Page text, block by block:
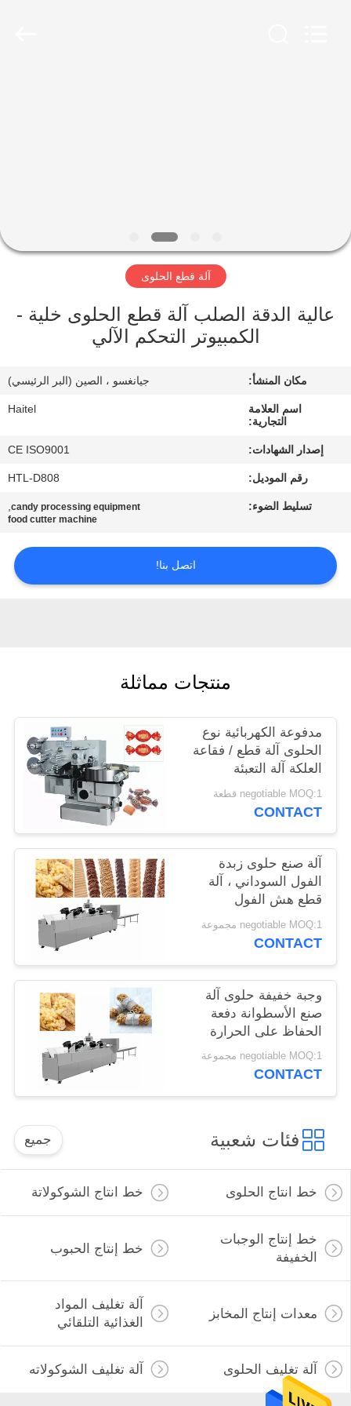
عنا
في
مراقبة
الجودة
اطلب
اقتباس
POLICY
آلة قطع الحلوى
عالية الدقة الصلب آلة قطع الحلوى خلية -
الكمبيوتر التحكم الآلي
مكان المنشأ: جيانغسو ، الصين (البر الرئيسي)
اسم العلامة
التجارية:
Haitel
إصدار الشهادات: CE ISO9001
رقم الموديل: HTL-D808
تسليط الضوء: candy processing equipment
,
food cutter machine
اتصل بنا!
منتجات مماثلة
مدفوعة الكهربائية نوع
الحلوى آلة قطع / فقاعة
العلكة آلة التعبئة
negotiable MOQ:1 قطعة
CONTACT
آلة صنع حلوى زبدة
الفول السوداني ، آلة
قطع هش الفول
السوداني
negotiable MOQ:1 مجموعة
CONTACT
وجبة خفيفة حلوى آلة
صنع الأسطوانة دفعة
الحفاظ على الحرارة
وحجم حبل
negotiable MOQ:1 مجموعة
CONTACT
فئات شعبية جميع
خط انتاج الحلوى خط انتاج الشوكولاتة
خط إنتاج الوجبات
الخفيفة
خط إنتاج الحبوب
معدات إنتاج المخابز
آلة تغليف المواد
الغذائية التلقائي
آلة تغليف الحلوى آلة تغليف الشوكولاته